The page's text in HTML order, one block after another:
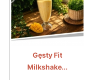
Gęsty Fit
Milkshake...